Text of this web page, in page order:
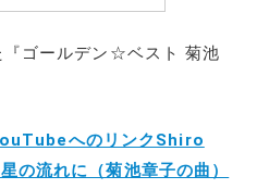
『ゴールデン☆ベスト 菊池
へのリンクShiro
流れに（菊池章子の曲）